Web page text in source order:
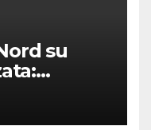
su
di